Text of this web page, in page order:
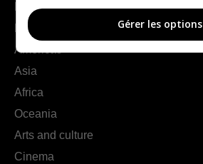
France
Europe
Americas
Asia
Africa
Oceania
Arts and culture
Cinema
Gérer les options